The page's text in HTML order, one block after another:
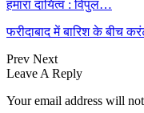
हमारा दायित्व : विपुल…
फरीदाबाद में बारिश के बीच
Prev Next
Leave A Reply
Your email address will